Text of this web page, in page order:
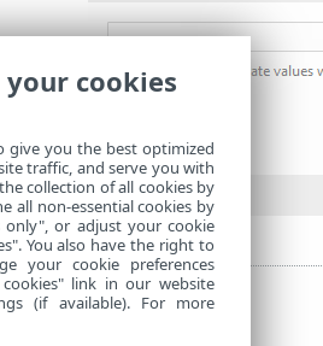
cookies
give you the best optimized
traffic, and serve you with
collection of all cookies by
all non-essential cookies by
only", or adjust your cookie
You also have the right to
your cookie preferences
link in our website
(if available). For more